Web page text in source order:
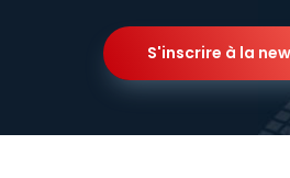
S'inscrire à la